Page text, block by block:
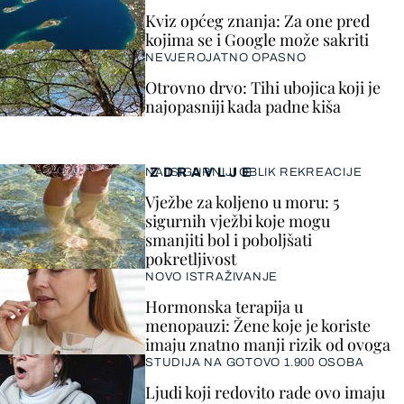
ZDRAVLJE
NAJSIGURNIJI OBLIK REKREACIJE
Vježbe za koljeno u moru: 5
sigurnih vježbi koje mogu
smanjiti bol i poboljšati
pokretljivost
NOVO ISTRAŽIVANJE
Hormonska terapija u
menopauzi: Žene koje je koriste
imaju znatno manji rizik od ovoga
STUDIJA NA GOTOVO 1.900 OSOBA
Ljudi koji redovito rade ovo imaju
Kviz općeg znanja: Za one pred
kojima se i Google može sakriti
NEVJEROJATNO OPASNO
Otrovno drvo: Tihi ubojica koji je
najopasniji kada padne kiša